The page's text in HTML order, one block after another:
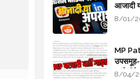
आजादी
8/01/
MP
उपसमूह-
8/04/